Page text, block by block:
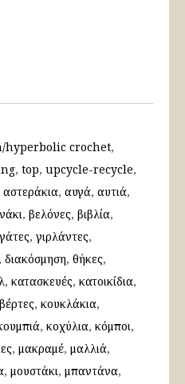
hyperbolic crochet
top upcycle-recycle
αστεράκια αυγά αυτιά
βελόνες βιβλία
γάτες γιρλάντες
διακόσμηση θήκες
κατασκευές κατοικίδια
κουκλάκια
κοχύλια κόμποι
μακραμέ μαλλιά
μουστάκι μπαντάνα